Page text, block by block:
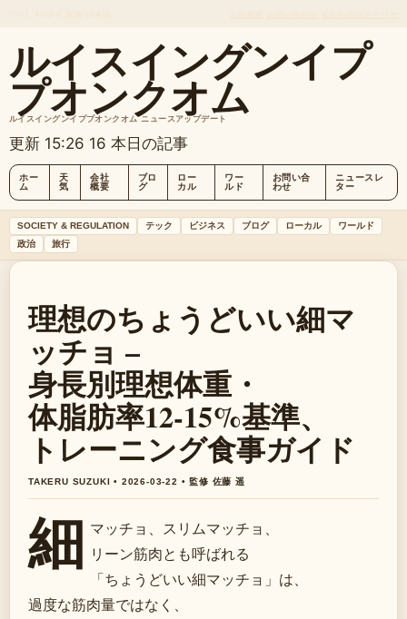
ルイスイングンイプ
プオンクオム
ルイスイングンイププオンクオム ニュースアップデート
更新 15:26 16 本日の記事
ホー
ム
天
気
会社
概要
ブロ
グ
ロー
カル
ワー
ルド
お問い合
わせ
ニュースレ
ター
SOCIETY & REGULATION テック ビジネス ブログ ローカル
ワールド
政治
旅行
理想のちょうどいい細マ
ッチョ –
身長別理想体重・
体脂肪率12-15%基準、
トレーニング食事ガイド
TAKERU SUZUKI • 2026-03-22 • 監修 佐藤 遥
細 マッチョ、スリムマッチョ、
リーン筋肉とも呼ばれる
「ちょうどいい細マッチョ」は、
過度な筋肉量ではなく、